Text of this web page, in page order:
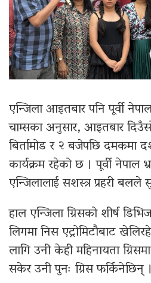
एन्जिला आइतबार पनि पूर्वी
चाम्सका अनुसार, आइतबार
बिर्तामोड र २ बजेपछि दमकमा
कार्यक्रम रहेको छ । पूर्वी नेपाल
एन्जिलालाई सशस्त्र प्रहरी बलले
हाल एन्जिला ग्रिसको शीर्ष
लिगमा निस एट्रोमिटौबाट
लागि उनी केही महिनायता
सकेर उनी पुनः ग्रिस फर्किनेछिन् ।